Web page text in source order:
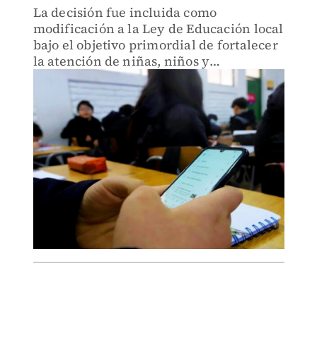
La decisión fue incluida como
modificación a la Ley de Educación local
bajo el objetivo primordial de fortalecer
la atención de niñas, niños y
adolescentes en las aulas.